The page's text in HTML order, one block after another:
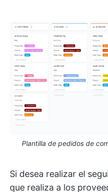
Plantilla de pedidos de
Si desea realizar el
que realiza a los